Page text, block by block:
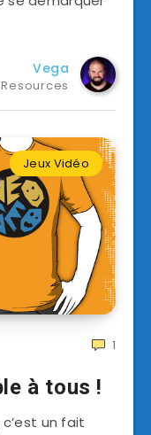
Vega
Jeux Vidéo
1
à tous !
un fait